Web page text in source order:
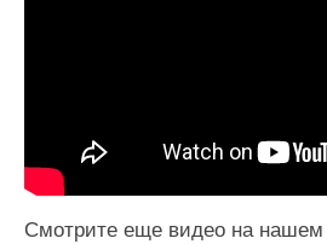
Смотрите еще видео на нашем